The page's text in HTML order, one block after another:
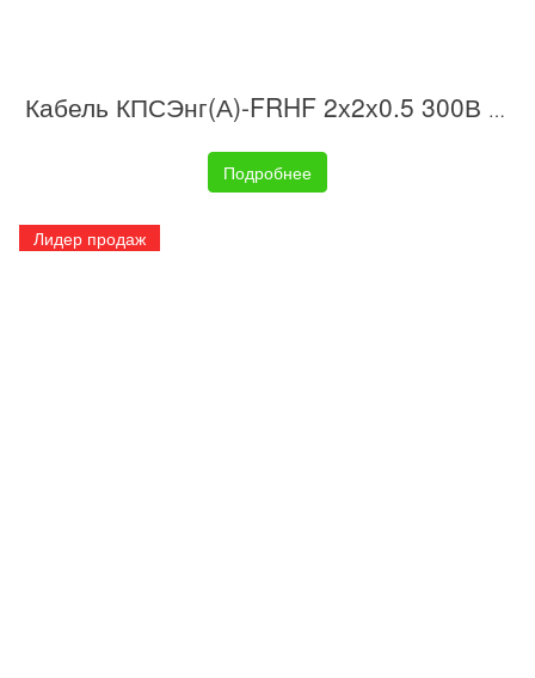
Кабель КПСЭнг(А)-FRHF 2х2х0.5 300В (бухта) (м) ИВКЗ 00-00014441
Подробнее
Лидер продаж